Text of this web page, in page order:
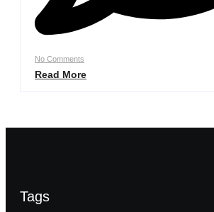
No Comments
Read More
Tags